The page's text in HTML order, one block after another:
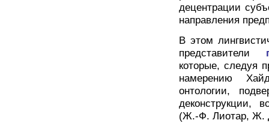
децентрации
направления
В этом
представители
которые, следуя
намерению
онтологии,
деконструкции,
(Ж.-Ф. Лиотар, Ж.